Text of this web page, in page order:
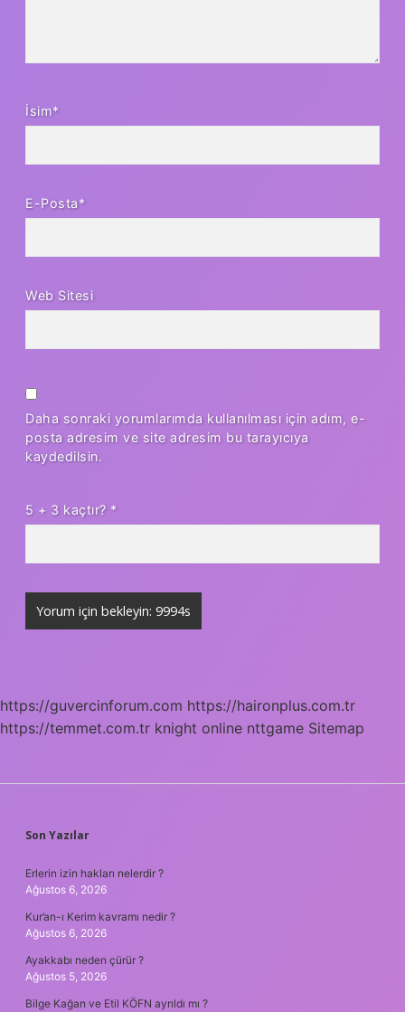
İsim*
E-Posta*
Web Sitesi
Daha sonraki yorumlarımda kullanılması için adım, e-
posta adresim ve site adresim bu tarayıcıya
kaydedilsin.
5 + 3 kaçtır? *
https://guvercinforum.com https://haironplus.com.tr
https://temmet.com.tr knight online nttgame Sitemap
SIDEBAR
Son Yazılar
Erlerin izin hakları nelerdir ?
Ağustos 6, 2026
Kur’an-ı Kerim kavramı nedir ?
Ağustos 6, 2026
Ayakkabı neden çürür ?
Ağustos 5, 2026
Bilge Kağan ve Etil KÖFN ayrıldı mı ?